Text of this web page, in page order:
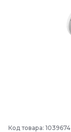
Код товара: 1039674